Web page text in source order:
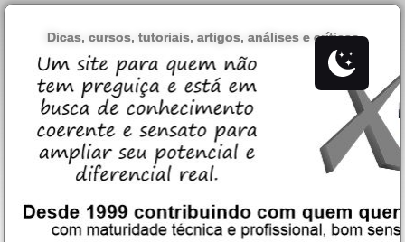
Dicas, cursos, tutoriais, artigos, análises e críticas